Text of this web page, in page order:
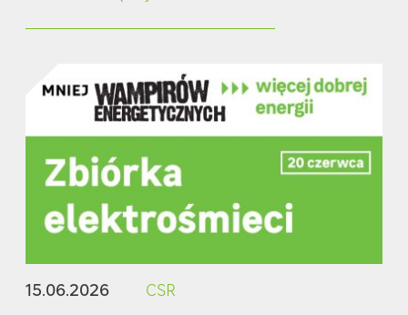
15.06.2026 CSR